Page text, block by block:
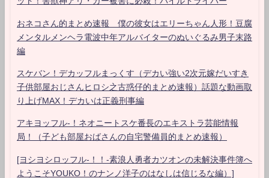
おネコさん的まとめ速報 僕の彼女はエリーちゃん人形！豆腐
メンタルメンヘラ電波中年アルバイターのぬいぐるみ男子末路
編
スケバン！デカッフルまっくす（デカい強い2次元嫁だいすき
子供部屋おじさんヒロシ之古惑仔的まとめ速報）話題な動画取
り上げMAX！デカいは正義刑事編
アキヨッフル-！ネオニートスケ番長のエキストラ芸能情報
局！（子ども部屋おばさんの自宅警備員的まとめ速報）
[ヨシヨシロッフル-！！-素浪人勇者カツオンの未解決事件簿へ
ようこそYOUKO！のナンノ洋子のはなしは信じるな編）]